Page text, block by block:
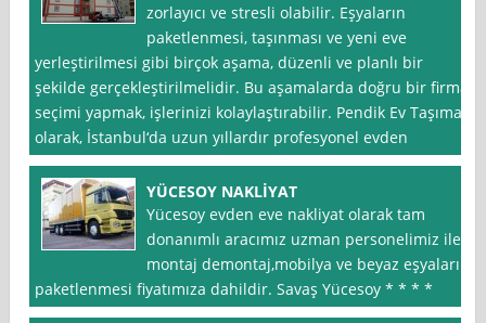
zorlayıcı ve stresli olabilir. Eşyaların
paketlenmesi, taşınması ve yeni eve
yerleştirilmesi gibi birçok aşama, düzenli ve planlı bir
şekilde gerçekleştirilmelidir. Bu aşamalarda doğru bir firma
seçimi yapmak, işlerinizi kolaylaştırabilir. Pendik Ev Taşıma
olarak, İstanbul‘da uzun yıllardır profesyonel evden
YÜCESOY NAKLİYAT
Yücesoy evden eve nakliyat olarak tam
donanımlı aracımız uzman personelimiz ile
montaj demontaj,mobilya ve beyaz eşyaların
paketlenmesi fiyatımıza dahildir. Savaş Yücesoy * * * *